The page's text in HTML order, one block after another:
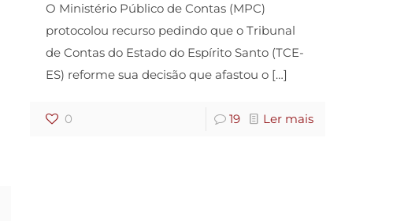
O Ministério Público de Contas (MPC)
protocolou recurso pedindo que o Tribunal
de Contas do Estado do Espírito Santo (TCE-
ES) reforme sua decisão que afastou o […]
0 19 Ler mais